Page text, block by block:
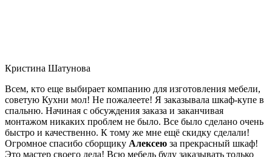
Кристина Шатунова
Всем, кто еще выбирает компанию для изготовления мебели,
советую Кухни мол! Не пожалеете! Я заказывала шкаф-купе в
спальню. Начиная с обсуждения заказа и заканчивая
монтажом никаких проблем не было. Все было сделано очень
быстро и качественно. К тому же мне ещё скидку сделали!
Огромное спасибо сборщику Алексею за прекрасный шкаф!
Это мастер своего дела! Всю мебель буду заказывать только